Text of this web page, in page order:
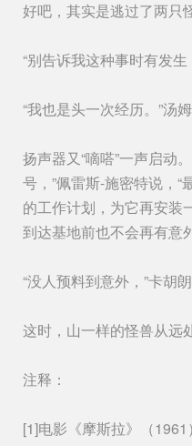
好吧，其实是逃过了两只
“别告诉我这种事时有发
“我也是头一次经历。”汤
扬声器又“嘀嗒”一声启动
号，”佩雷斯-施密特说，
的工作计划，为它再安装
到达基地前也不会再有意
“没人预料到意外，”卡胡
这时，山一样的怪兽从远
注释：
[1]电影《摩斯拉》（